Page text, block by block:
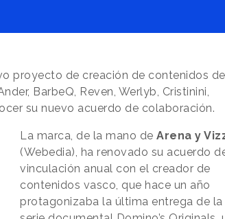
proyecto de creación de contenidos
BarbeQ, Reven, Werlyb, Cristinini,
su nuevo acuerdo de colaboración.
La marca, de la mano deArena y
(Webedia), ha renovado su acuerdo
vinculación anual con el creador de
contenidos vasco, que hace un año
protagonizaba la última entrega de la